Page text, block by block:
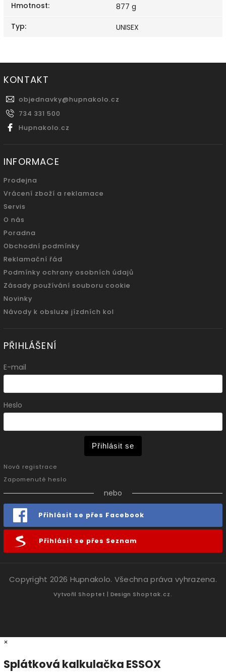
Hmotnost:
877 g
Typ: UNISEX
KONTAKT
objednavky@hupnakolo.cz
734 331 500
Hupnakolo.cz
INFORMACE
Prodejna
Vrácení zboží a reklamace
Servis
O nás
Poradna
Obchodní podmínky
Reklamační řád
Podmínky ochrany osobních údajů
Zásady používání souboru cookie
Novinky
Návody k obsluze jízdních kol
PŘIHLÁŠENÍ
E-mail
Heslo
Přihlásit se
Nová registrace
Zapomenuté heslo
nebo
Přihlásit se přes Facebook
Přihlásit se přes Seznam
Copyright 2026 Hupnakolo. Všechna práva vyhrazena.
Vytvořil Shoptet | Design Shoptak.cz.
×
Splátková kalkulačka ESSOX